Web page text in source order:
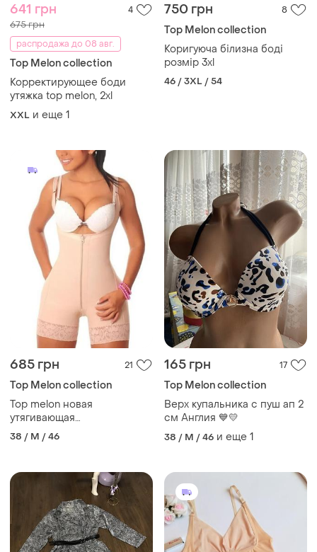
641 грн 4
675 грн
распродажа до 08 авг.
Top Melon collection
Корректирующее боди
утяжка top melon, 2xl
XXL и еще 1
750 грн 8
Top Melon collection
Коригуюча білизна боді
розмір 3xl
46 / 3XL / 54
685 грн 21
Top Melon collection
Top melon новая
утягивающая
моделирующее белье,
корсет, утяжка
38 / M / 46
165 грн 17
Top Melon collection
Верх купальника с пуш ап 2
см Англия 💙💛
38 / M / 46 и еще 1